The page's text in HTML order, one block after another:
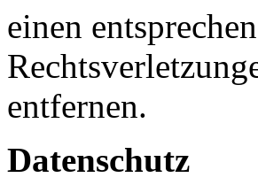
einen
entfernen.
Datenschutz